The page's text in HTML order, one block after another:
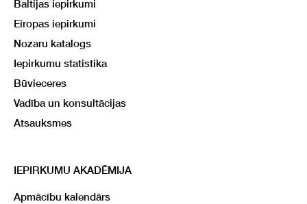
Baltijas iepirkumi
Eiropas iepirkumi
Nozaru katalogs
Iepirkumu statistika
Būvieceres
Vadība un konsultācijas
Atsauksmes
IEPIRKUMU AKADĒMIJA
Apmācību kalendārs